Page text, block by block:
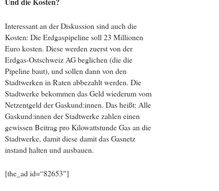
Interessant an der Diskussion sind auch die
Kosten: Die Erdgaspipeline soll 23 Millionen
Euro kosten. Diese werden zuerst von der
Erdgas-Ostschweiz AG beglichen (die die
Pipeline baut), und sollen dann von den
Stadtwerken in Raten abbezahlt werden. Die
Stadtwerke bekommen das Geld wiederum vom
Netzentgeld der Gaskund:innen. Das heißt: Alle
Gaskund:innen der Stadtwerke zahlen einen
gewissen Beitrag pro Kilowattstunde Gas an die
Stadtwerke, damit diese damit das Gasnetz
instand halten und ausbauen.
[the_ad id=“82653″]